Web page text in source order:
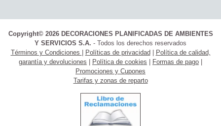
Copyright© 2026 DECORACIONES PLANIFICADAS DE AMBIENTES
Y SERVICIOS S.A. - Todos los derechos reservados
Términos y Condiciones
Políticas de privacidad
Política de calidad,
garantía y devoluciones
Política de cookies Formas de pago
Promociones y Cupones
Tarifas y zonas de reparto